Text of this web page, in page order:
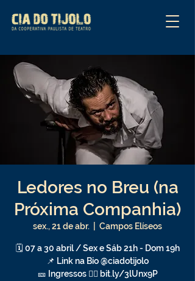
Ledores no Breu (na
Próxima Companhia)
sex., 21 de abr. Campos Elíseos
🗓️ 07 a 30 abril / Sex e Sáb 21h - Dom 19h
📌 Link na Bio @ciadotijolo
🎫 Ingressos 👉🏽 bit.ly/3lUnx9P